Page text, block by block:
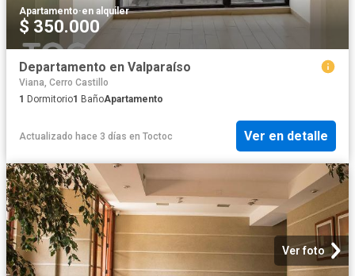
Apartamento·en alquiler
$ 350.000
Departamento en Valparaíso
Viana, Cerro Castillo
1 Dormitorio1 BañoApartamento
Actualizado hace 3 días en Toctoc Ver en detalle
Ver foto